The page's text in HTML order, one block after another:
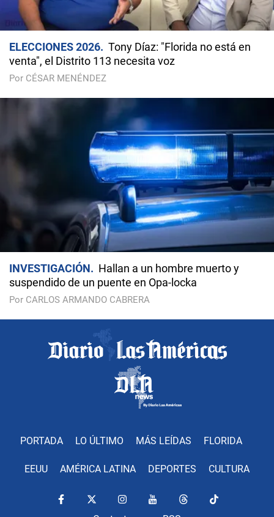
ELECCIONES 2026
Tony Díaz: "Florida no está en
venta", el Distrito 113 necesita voz
Por CÉSAR MENÉNDEZ
INVESTIGACIÓN
Hallan a un hombre muerto y
suspendido de un puente en Opa-locka
Por CARLOS ARMANDO CABRERA
PORTADA LO ÚLTIMO MÁS LEÍDAS FLORIDA
EEUU AMÉRICA LATINA DEPORTES CULTURA